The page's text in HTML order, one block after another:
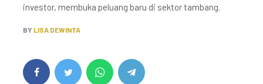
investor, membuka peluang baru di sektor tambang.
BY LISA DEWINTA